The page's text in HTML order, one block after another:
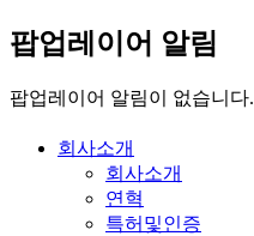
팝업레이어 알림
팝업레이어 알림이 없습니다.
회사소개
회사소개
연혁
특허및인증